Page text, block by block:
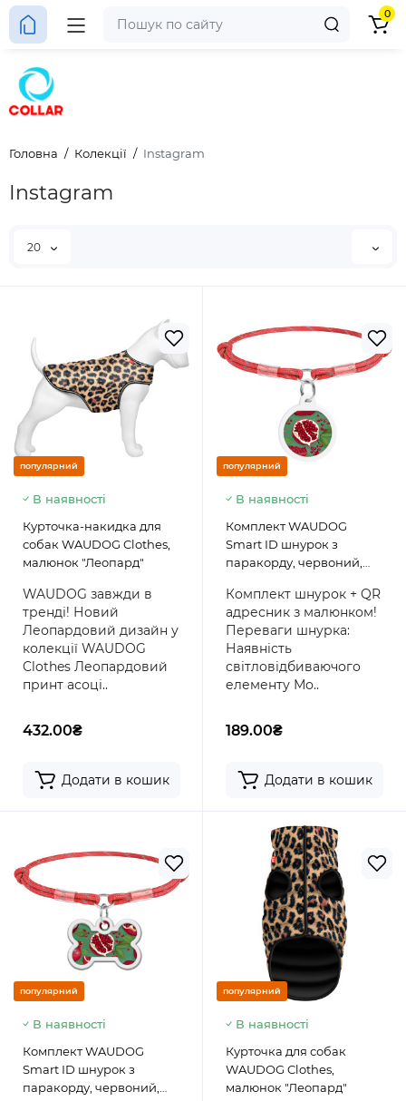
0
Головна Колекції Instagram
Instagram
20
популярний
В наявності
Курточка-накидка для
собак WAUDOG Clothes,
малюнок "Леопард"
WAUDOG завжди в
тренді! Новий
Леопардовий дизайн у
колекції WAUDOG
Clothes Леопардовий
принт асоці..
432.00₴
Додати в кошик
популярний
В наявності
Комплект WAUDOG
Smart ID шнурок з
паракорду, червоний,
паспортом, круг,
малюнок "Гранати"
Комплект шнурок + QR
адресник з малюнком!
Переваги шнурка:
Наявність
світловідбиваючого
елементу Мо..
189.00₴
Додати в кошик
популярний
В наявності
Комплект WAUDOG
Smart ID шнурок з
паракорду, червоний,
популярний
В наявності
Курточка для собак
WAUDOG Clothes,
малюнок "Леопард"